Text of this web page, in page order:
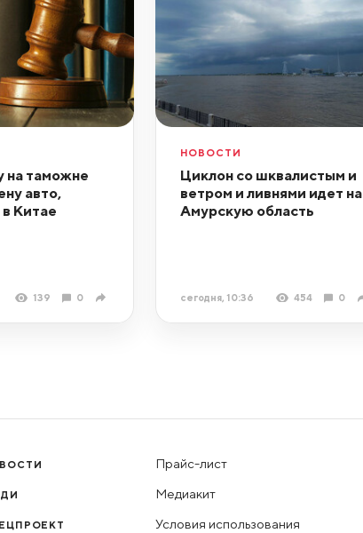
на таможне
авто,
Китае
139 0
НОВОСТИ
Циклон со шквалистым и
ветром и ливнями идет на
Амурскую область
сегодня, 10:36 454 0
Прайс-лист
Медиакит
Условия использования